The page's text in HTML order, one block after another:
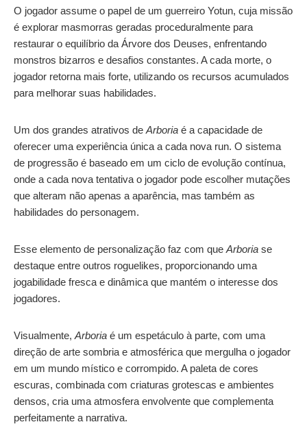
O jogador assume o papel de um guerreiro Yotun, cuja missão
é explorar masmorras geradas proceduralmente para
restaurar o equilíbrio da Árvore dos Deuses, enfrentando
monstros bizarros e desafios constantes. A cada morte, o
jogador retorna mais forte, utilizando os recursos acumulados
para melhorar suas habilidades.
Um dos grandes atrativos de Arboria é a capacidade de
oferecer uma experiência única a cada nova run. O sistema
de progressão é baseado em um ciclo de evolução contínua,
onde a cada nova tentativa o jogador pode escolher mutações
que alteram não apenas a aparência, mas também as
habilidades do personagem.
Esse elemento de personalização faz com que Arboria se
destaque entre outros roguelikes, proporcionando uma
jogabilidade fresca e dinâmica que mantém o interesse dos
jogadores.
Visualmente, Arboria é um espetáculo à parte, com uma
direção de arte sombria e atmosférica que mergulha o jogador
em um mundo místico e corrompido. A paleta de cores
escuras, combinada com criaturas grotescas e ambientes
densos, cria uma atmosfera envolvente que complementa
perfeitamente a narrativa.